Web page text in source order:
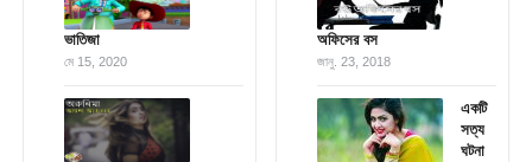
ভাতিজা
মে 15, 2020
অফিসের বস
জানু. 23, 2018
একটি
সত্য
ঘটনা